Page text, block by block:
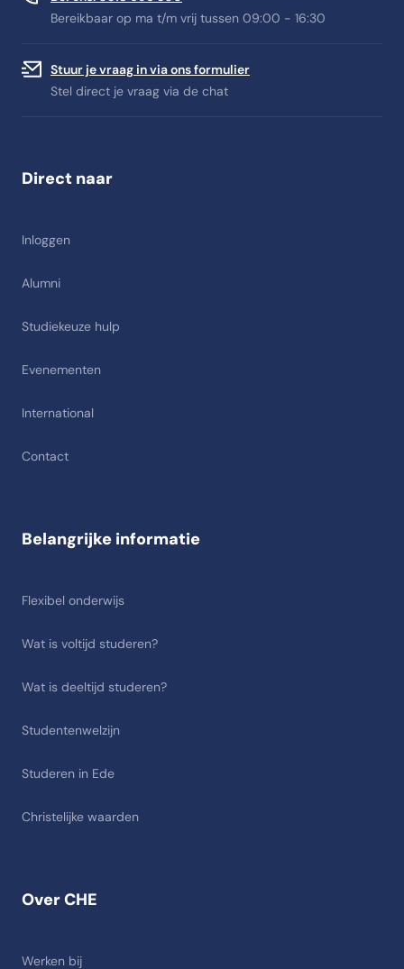
Bereikbaar op ma t/m vrij tussen 09:00 - 16:30
Stuur je vraag in via ons formulier
Stel direct je vraag via de chat
Direct naar
Inloggen
Alumni
Studiekeuze hulp
Evenementen
International
Contact
Over CHE
Werken bij
Belangrijke informatie
Flexibel onderwijs
Wat is voltijd studeren?
Wat is deeltijd studeren?
Studentenwelzijn
Studeren in Ede
Christelijke waarden